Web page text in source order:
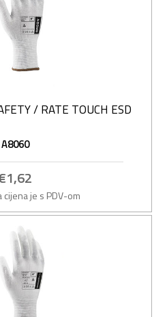
/ RATE TOUCH ESD
A8060
cijena je s PDV-om